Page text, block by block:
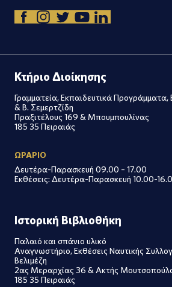
Κτήριο Διοίκησης
Γραμματεία, Εκπαιδευτικά Προγράμματα,
& Β. Σεμερτζίδη
Πραξιτέλους 169 & Μπουμπουλίνας
185 35 Πειραιάς
ΩΡΑΡΙΟ
Δευτέρα-Παρασκευή 09.00 – 17.00
Εκθέσεις: Δευτέρα-Παρασκευή 10.00-
Ιστορική Βιβλιοθήκη
Παλαιό και σπάνιο υλικό
Αναγνωστήριο, Εκθέσεις Ναυτικής
Βελιμέζη
2ας Μεραρχίας 36 & Ακτής
185 35 Πειραιάς